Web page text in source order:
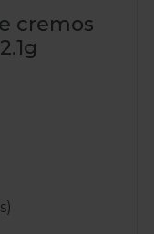
cremos